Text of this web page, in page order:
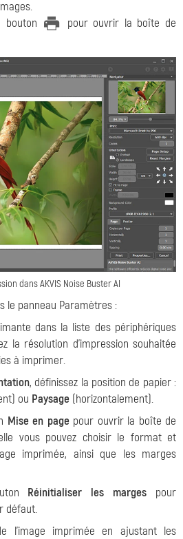
bouton
pour ouvrir la boîte de
dans AKVIS Noise Buster AI
le panneau Paramètres :
dans la liste des périphériques
la résolution d'impression souhaitée
à imprimer.
, définissez la position de papier :
ou Paysage (horizontalement).
Mise en pagepour ouvrir la boîte de
vous pouvez choisir le format et
imprimée, ainsi que les marges
Réinitialiser les marges pour
défaut.
l'image imprimée en ajustant les